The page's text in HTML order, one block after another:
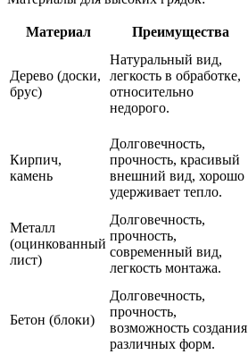
Материал Преимущества
Дерево (доски,
брус)
Натуральный вид,
легкость в обработке,
относительно
недорого.
Кирпич,
камень
Долговечность,
прочность, красивый
внешний вид, хорошо
удерживает тепло.
Металл
(оцинкованный
лист)
Долговечность,
прочность,
современный вид,
легкость монтажа.
Бетон (блоки)
Долговечность,
прочность,
возможность создания
различных форм.